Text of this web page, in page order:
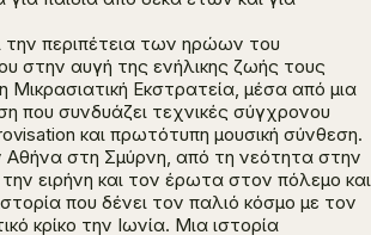
την περιπέτεια των ηρώων του
στην αυγή της ενήλικης ζωής τους
Μικρασιατική Εκστρατεία, μέσα από μια
που συνδυάζει τεχνικές σύγχρονου
και πρωτότυπη μουσική σύνθεση.
Αθήνα στη Σμύρνη, από τη νεότητα στην
ειρήνη και τον έρωτα στον πόλεμο και
που δένει τον παλιό κόσμο με τον
κρίκο την Ιωνία. Μια ιστορία